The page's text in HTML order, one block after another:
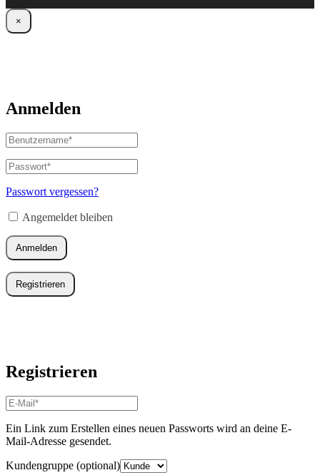
×
Anmelden
Benutzername
oder
E-
Mail-
Adresse*
Passwort*
Erforderlich
Passwort vergessen?
Angemeldet bleiben
Anmelden
Registrieren
Registrieren
E-
Mail-
Adresse*
Erforderlich
Ein Link zum Erstellen eines neuen Passworts wird an deine E-
Mail-Adresse gesendet.
Kundengruppe (optional)